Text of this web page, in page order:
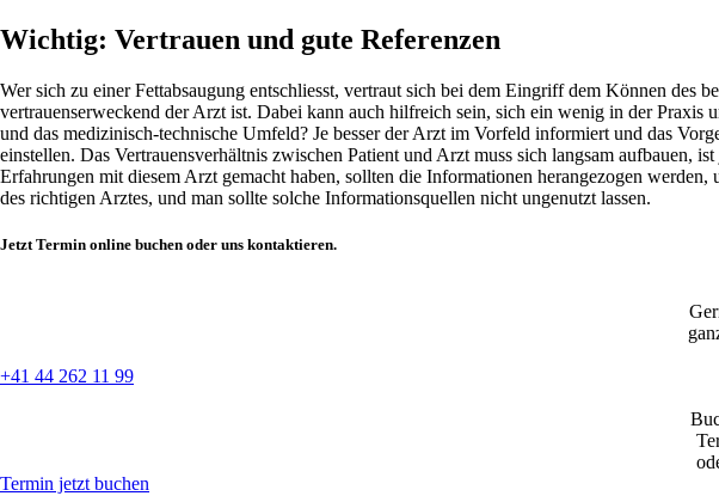
Wichtig: Vertrauen und gute Referenzen
Wer sich zu einer Fettabsaugung entschliesst, vertraut sich bei dem Eingriff dem Können des
vertrauenserweckend der Arzt ist. Dabei kann auch hilfreich sein, sich ein wenig in der Praxis
und das medizinisch-technische Umfeld? Je besser der Arzt im Vorfeld informiert und das
einstellen. Das Vertrauensverhältnis zwischen Patient und Arzt muss sich langsam aufbauen,
Erfahrungen mit diesem Arzt gemacht haben, sollten die Informationen herangezogen
des richtigen Arztes, und man sollte solche Informationsquellen nicht ungenutzt lassen.
Jetzt Termin online buchen oder uns kontaktieren.
+41 44 262 11 99
Termin jetzt buchen